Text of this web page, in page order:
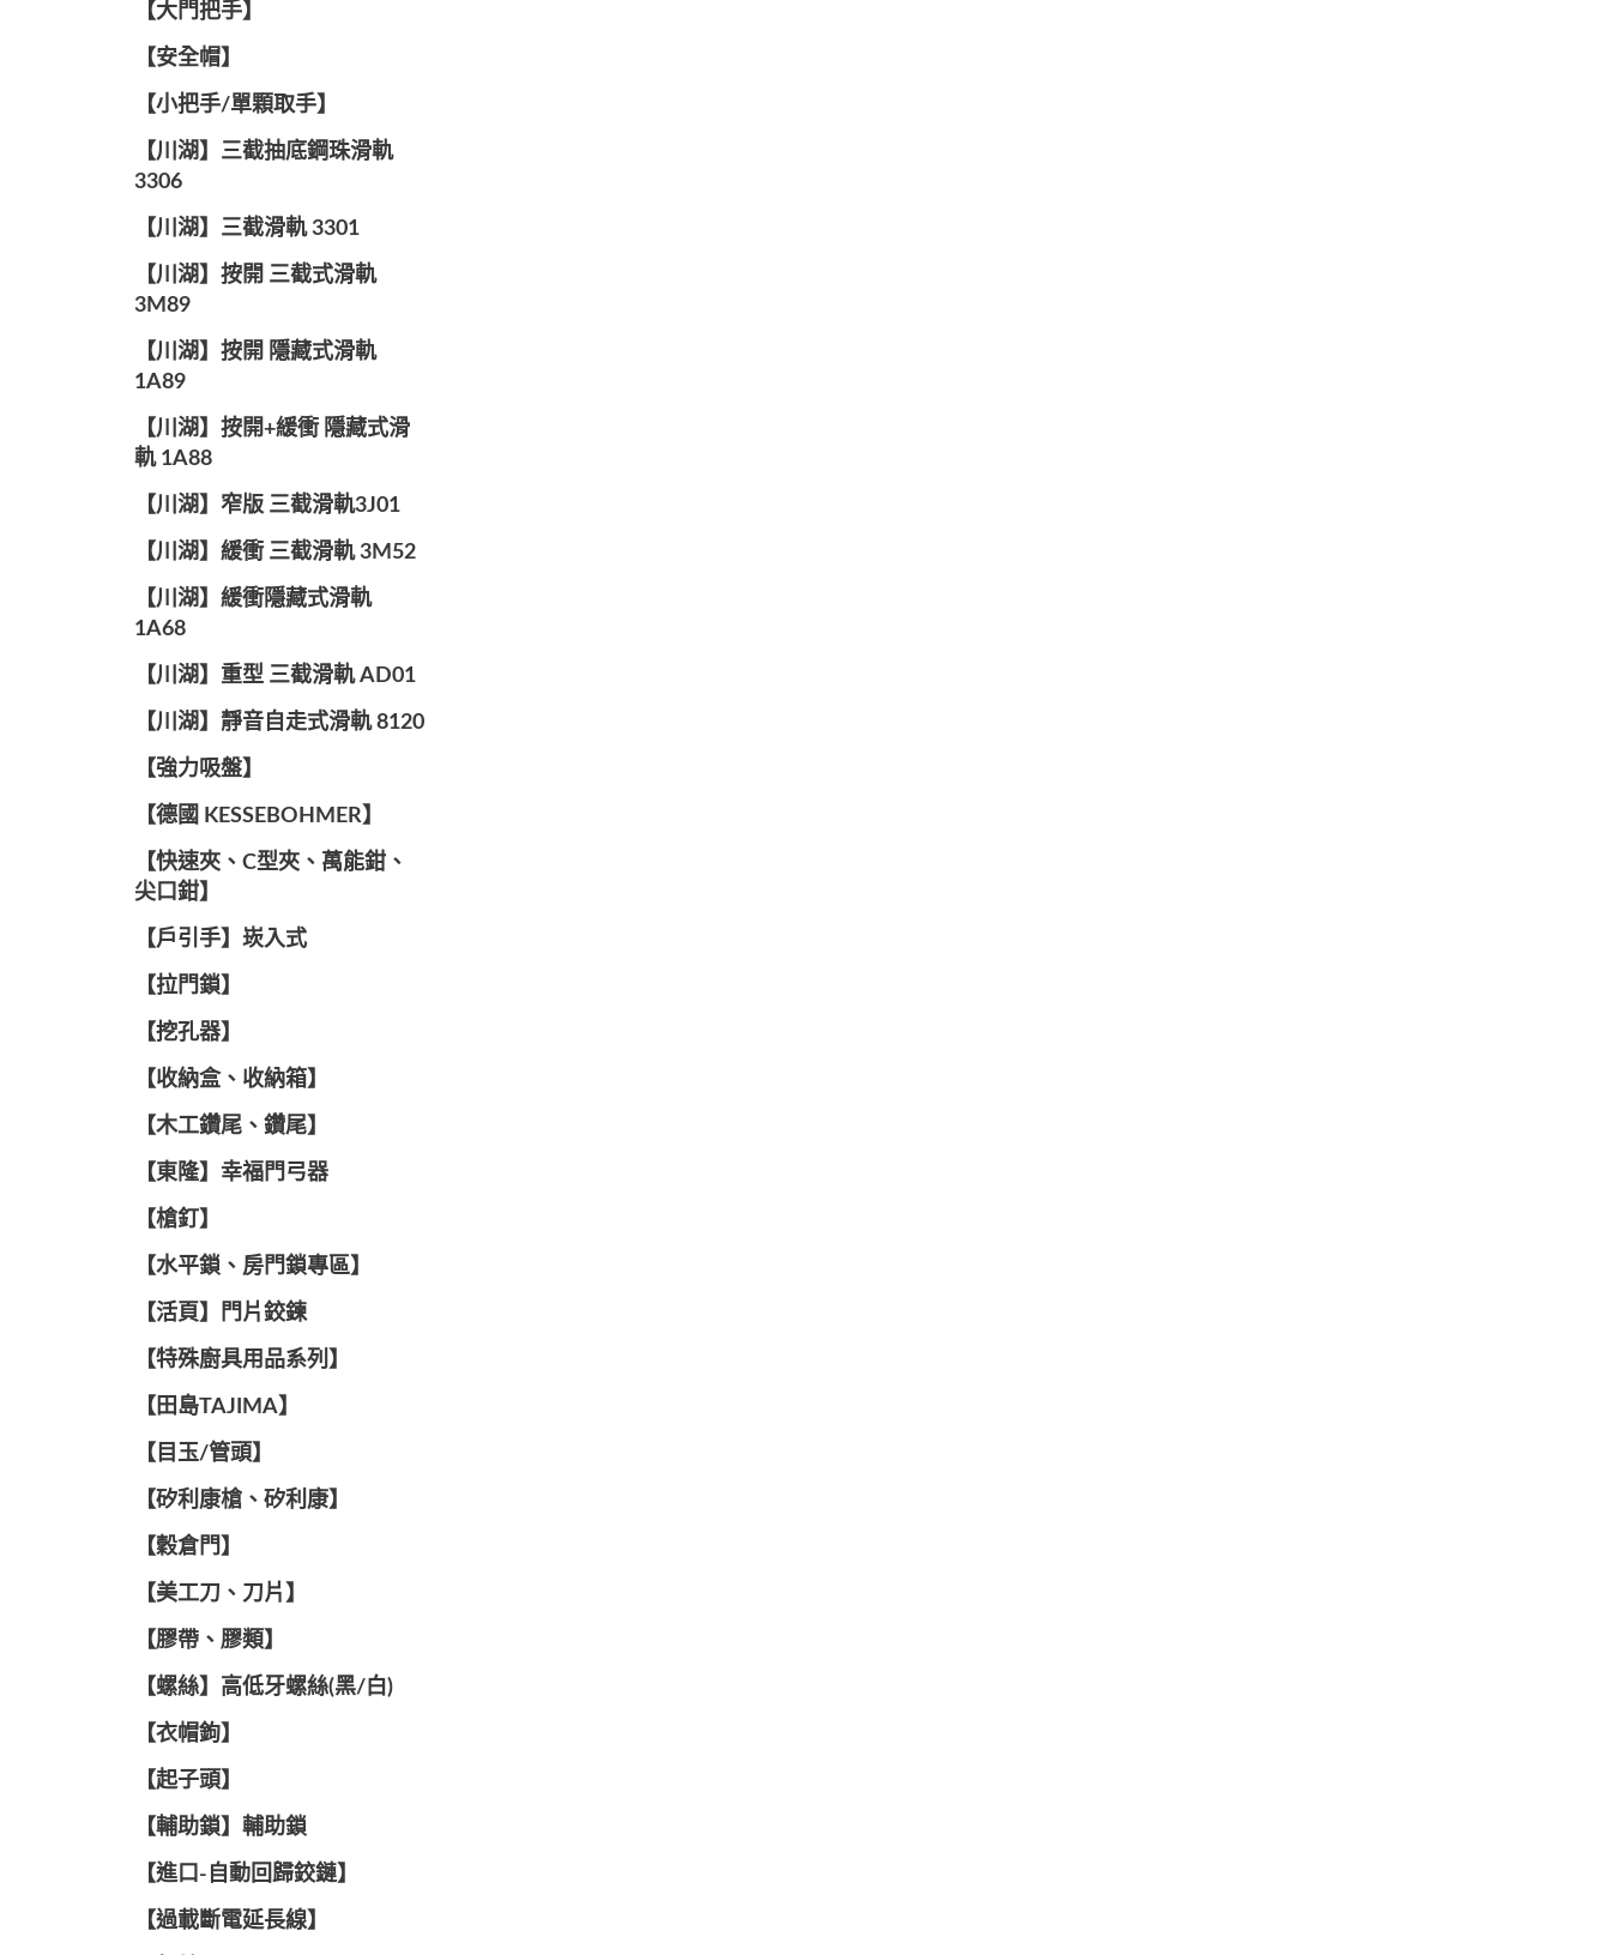
【大門把手】
【安全帽】
【小把手/單顆取手】
【川湖】三截抽底鋼珠滑軌
3306
【川湖】三截滑軌 3301
【川湖】按開 三截式滑軌
3M89
【川湖】按開 隱藏式滑軌
1A89
【川湖】按開+緩衝 隱藏式滑
軌 1A88
【川湖】窄版 三截滑軌3J01
【川湖】緩衝 三截滑軌 3M52
【川湖】緩衝隱藏式滑軌
1A68
【川湖】重型 三截滑軌 AD01
【川湖】靜音自走式滑軌 8120
【強力吸盤】
【德國 KESSEBOHMER】
【快速夾、C型夾、萬能鉗、
尖口鉗】
【戶引手】崁入式
【拉門鎖】
【挖孔器】
【收納盒、收納箱】
【木工鑽尾、鑽尾】
【東隆】幸福門弓器
【槍釘】
【水平鎖、房門鎖專區】
【活頁】門片鉸鍊
【特殊廚具用品系列】
【田島TAJIMA】
【目玉/管頭】
【矽利康槍、矽利康】
【穀倉門】
【美工刀、刀片】
【膠帶、膠類】
【螺絲】高低牙螺絲(黑/白)
【衣帽鉤】
【起子頭】
【輔助鎖】輔助鎖
【進口-自動回歸鉸鏈】
【過載斷電延長線】